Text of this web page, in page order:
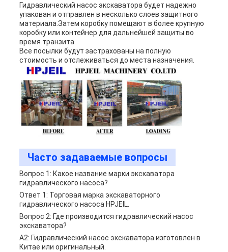
Гидравлический насос экскаватора будет надежно
упакован и отправлен в несколько слоев защитного
материала.Затем коробку помещают в более крупную
коробку или контейнер для дальнейшей защиты во
время транзита.
Все посылки будут застрахованы на полную
стоимость и отслеживаться до места назначения.
Часто задаваемые вопросы
Вопрос 1: Какое название марки экскаватора
гидравлического насоса?
Ответ 1: Торговая марка экскаваторного
гидравлического насоса HPJEIL.
Вопрос 2: Где производится гидравлический насос
экскаватора?
A2: Гидравлический насос экскаватора изготовлен в
Китае или оригинальный.